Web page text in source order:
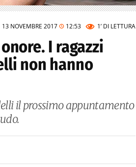
13 NOVEMBRE 2017 12:53 1’ DI LETTURA
I ragazzi
non hanno
il prossimo appuntamento